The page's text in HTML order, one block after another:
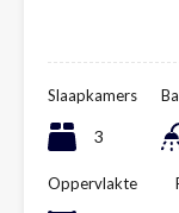
Slaapkamers
3
Oppervlakte